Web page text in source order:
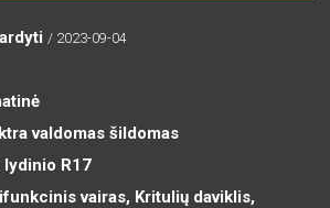
/ 2023-09-04
valdomas šildomas
lydinio R17
vairas, Kritulių daviklis,